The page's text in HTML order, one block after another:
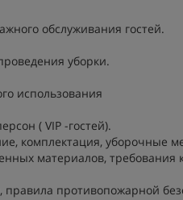
обслуживания гостей.
уборки.
использования
( VIP -гостей).
комплектация, уборочные
материалов,
правила противопожарной